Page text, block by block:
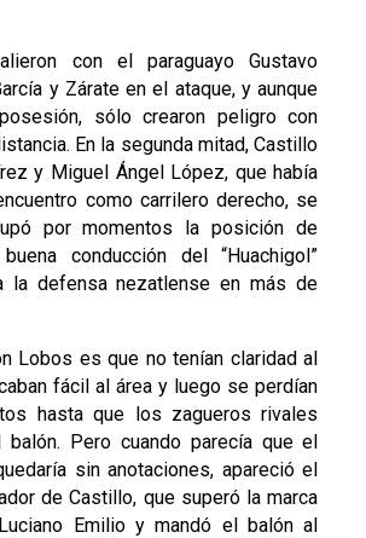
con el paraguayo Gustavo
y Zárate en el ataque, y aunque
sólo crearon peligro con
En la segunda mitad, Castillo
y Miguel Ángel López, que había
como carrilero derecho, se
por momentos la posición de
conducción del “Huachigol”
la defensa nezatlense en más de
Lobos es que no tenían claridad al
fácil al área y luego se perdían
hasta que los zagueros rivales
balón. Pero cuando parecía que el
sin anotaciones, apareció el
de Castillo, que superó la marca
Emilio y mandó el balón al